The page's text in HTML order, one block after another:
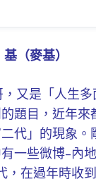
基（麥基）
又是「人生多
題目，近年來
代」的現象。
一些微博–內
，在過年時收